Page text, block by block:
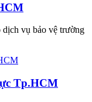
vụ bảo vệ trường
Tp.HCM